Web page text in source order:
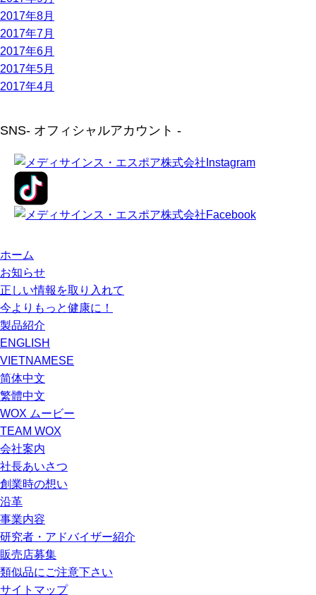
2017年8月
2017年7月
2017年6月
2017年5月
2017年4月
SNS- オフィシャルアカウント -
ホーム
お知らせ
正しい情報を取り入れて
今よりもっと健康に！
製品紹介
ENGLISH
VIETNAMESE
简体中文
繁體中文
WOX ムービー
TEAM WOX
会社案内
社長あいさつ
創業時の想い
沿革
事業内容
研究者・アドバイザー紹介
販売店募集
類似品にご注意下さい
サイトマップ